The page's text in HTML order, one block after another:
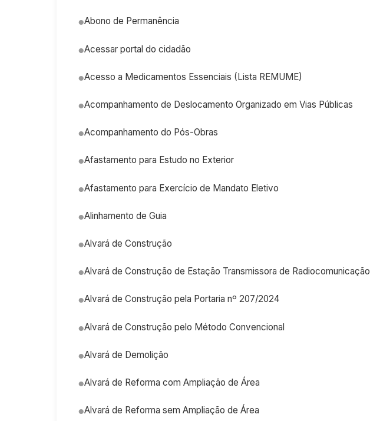
Abono de Permanência
Acessar portal do cidadão
Acesso a Medicamentos Essenciais (Lista REMUME)
Acompanhamento de Deslocamento Organizado em Vias Públicas
Acompanhamento do Pós-Obras
Afastamento para Estudo no Exterior
Afastamento para Exercício de Mandato Eletivo
Alinhamento de Guia
Alvará de Construção
Alvará de Construção de Estação Transmissora de Radiocomunicação
Alvará de Construção pela Portaria nº 207/2024
Alvará de Construção pelo Método Convencional
Alvará de Demolição
Alvará de Reforma com Ampliação de Área
Alvará de Reforma sem Ampliação de Área